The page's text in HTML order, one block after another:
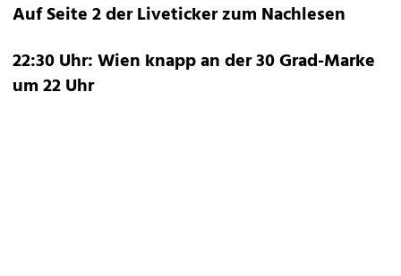
Auf Seite 2 der Liveticker zum Nachlesen
22:30 Uhr: Wien knapp an der 30 Grad-Marke
um 22 Uhr